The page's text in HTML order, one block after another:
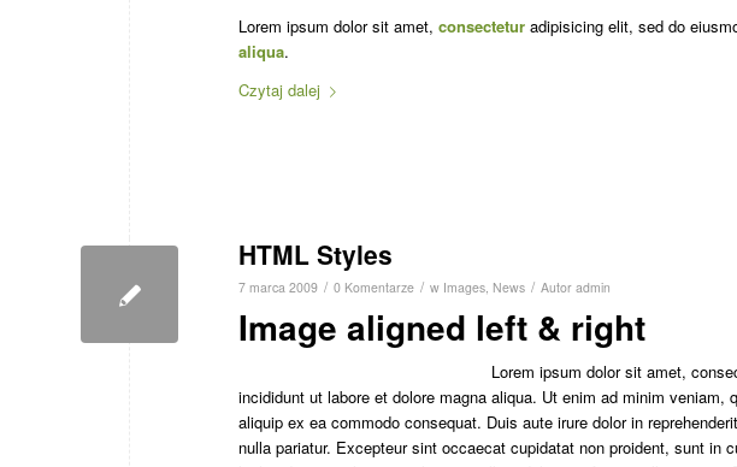
Lorem ipsum dolor sit amet, consectetur adipisicing elit, sed do
aliqua.
Czytaj dalej
HTML Styles
7 marca 2009 / 0 Komentarze / w Images News / Autor admin
Image aligned left & right
Lorem ipsum dolor sit amet,
incididunt ut labore et dolore magna aliqua. Ut enim ad minim
aliquip ex ea commodo consequat. Duis aute irure dolor in
nulla pariatur. Excepteur sint occaecat cupidatat non proident, sunt in